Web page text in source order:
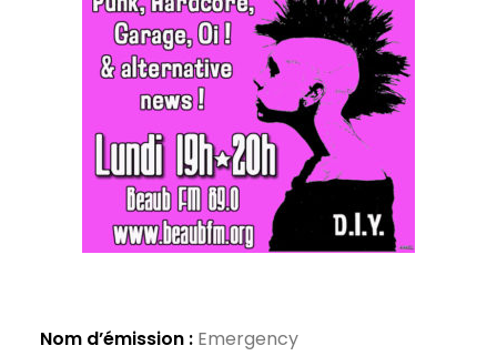
Nom d’émission : Emergency